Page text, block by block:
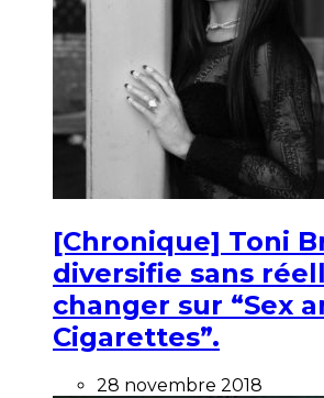
[Chronique] Toni
diversifie sans
changer sur “Sex
Cigarettes”.
28 novembre 2018